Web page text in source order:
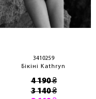
3410259
Бікіні Kathryn
4 190 ₴
3 140 ₴